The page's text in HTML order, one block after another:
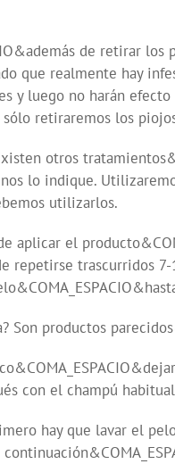
de retirar
que realmente hay
y luego no harán
sólo retiraremos los
otros
lo indique.
utilizarlos.
aplicar el
repetirse trascurridos
productos
con el champú
hay que lavar el